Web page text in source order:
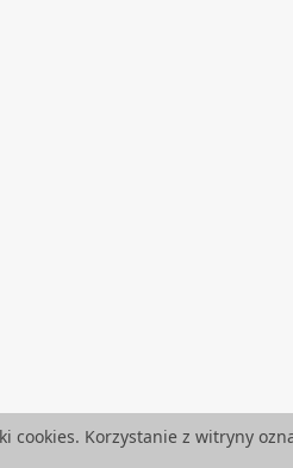
cookies. Korzystanie z witryny